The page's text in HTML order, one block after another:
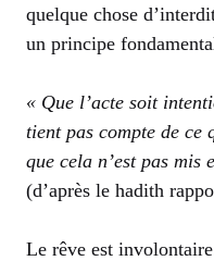
quelque chose
un principe
« Que l’acte soit
tient pas compte de ce
que cela n’est pas mis
(d’après le hadith
Le rêve est